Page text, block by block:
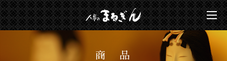
商 品